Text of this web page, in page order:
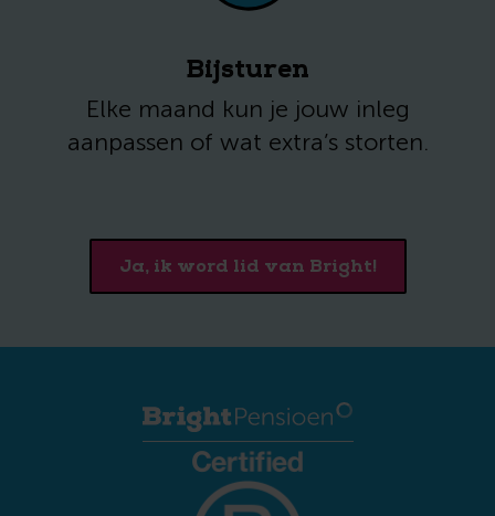
Bijsturen
Elke maand kun je jouw inleg
aanpassen of wat extra’s storten.
Ja, ik word lid van Bright!